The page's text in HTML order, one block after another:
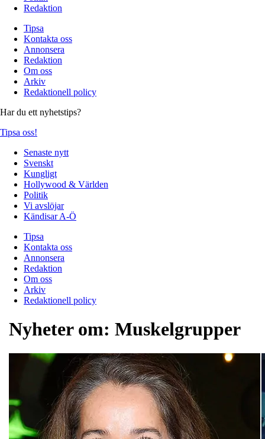
Redaktion
Tipsa
Kontakta oss
Annonsera
Redaktion
Om oss
Arkiv
Redaktionell policy
Har du ett nyhetstips?
Tipsa oss!
Senaste nytt
Svenskt
Kungligt
Hollywood & Världen
Politik
Vi avslöjar
Kändisar A-Ö
Tipsa
Kontakta oss
Annonsera
Redaktion
Om oss
Arkiv
Redaktionell policy
Nyheter om: Muskelgrupper